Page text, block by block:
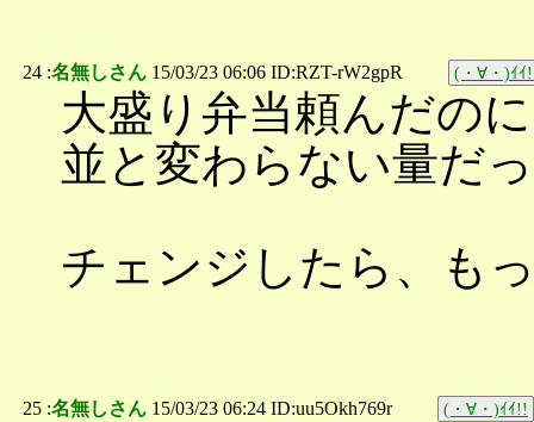
24 :名無しさん 15/03/23 06:06 ID:RZT-rW2gpR (・∀・)ｲｲ
大盛り弁当頼んだのに
並と変わらない量だ
チェンジしたら、も
25 :名無しさん 15/03/23 06:24 ID:uu5Okh769r (・∀・)ｲｲ!!